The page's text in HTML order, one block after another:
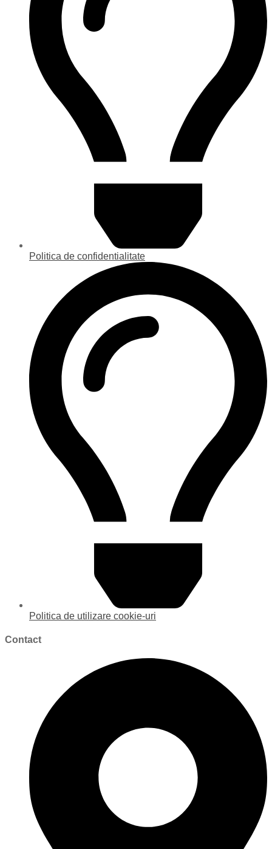
Politica de confidentialitate
Politica de utilizare cookie-uri
Contact